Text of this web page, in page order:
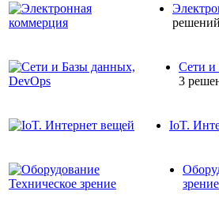
решений
Сети и
3
IoT.
зрение